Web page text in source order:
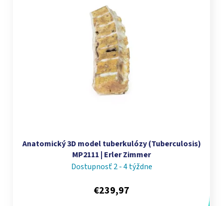
Anatomický 3D model tuberkulózy (Tuberculosis)
MP2111 | Erler Zimmer
Dostupnosť 2 - 4 týždne
€239,97